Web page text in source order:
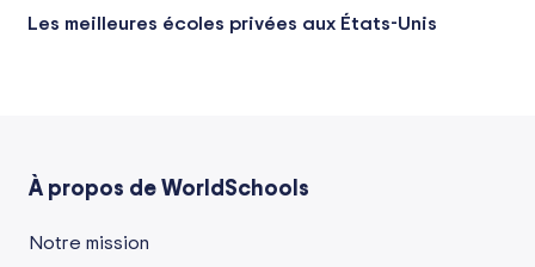
Les meilleures écoles privées aux États-Unis
À propos de WorldSchools
Notre mission